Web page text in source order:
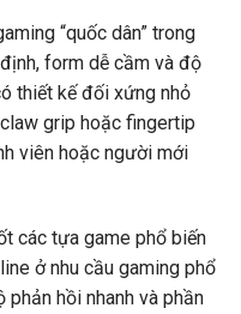
“quốc dân” trong
form dễ cầm và độ
thiết kế đối xứng nhỏ
grip hoặc fingertip
viên hoặc người mới
các tựa game phổ biến
ở nhu cầu gaming phổ
phản hồi nhanh và phần